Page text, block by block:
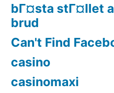
bГ¤sta stГ¤llet
brud
Can't Find
casino
casinomaxi